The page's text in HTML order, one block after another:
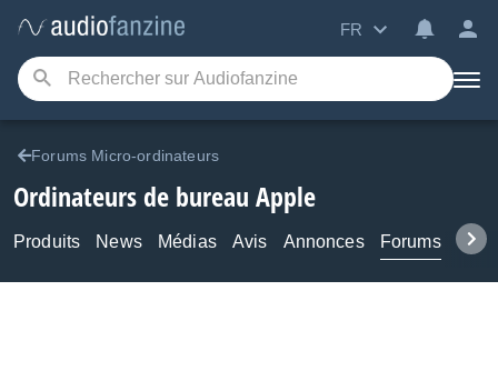
FR
Forums Micro-ordinateurs
Ordinateurs de bureau Apple
Produits News Médias Avis Annonces Forums